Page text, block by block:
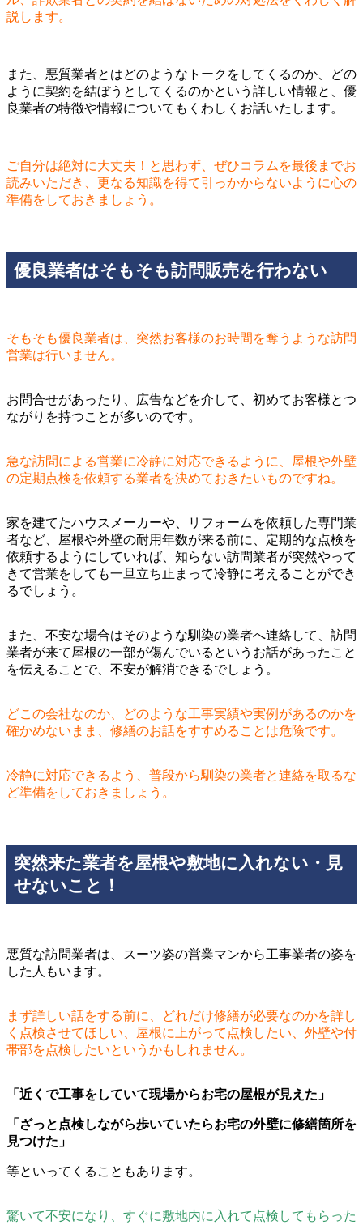
説します。
また、悪質業者とはどのようなトークをしてくるのか、どの
ように契約を結ぼうとしてくるのかという詳しい情報と、優
良業者の特徴や情報についてもくわしくお話いたします。
ご自分は絶対に大丈夫！と思わず、ぜひコラムを最後までお
読みいただき、更なる知識を得て引っかからないように心の
準備をしておきましょう。
優良業者はそもそも訪問販売を行わない
そもそも優良業者は、突然お客様のお時間を奪うような訪問
営業は行いません。
お問合せがあったり、広告などを介して、初めてお客様とつ
ながりを持つことが多いのです。
急な訪問による営業に冷静に対応できるように、屋根や外壁
の定期点検を依頼する業者を決めておきたいものですね。
家を建てたハウスメーカーや、リフォームを依頼した専門業
者など、屋根や外壁の耐用年数が来る前に、定期的な点検を
依頼するようにしていれば、知らない訪問業者が突然やって
きて営業をしても一旦立ち止まって冷静に考えることができ
るでしょう。
また、不安な場合はそのような馴染の業者へ連絡して、訪問
業者が来て屋根の一部が傷んでいるというお話があったこと
を伝えることで、不安が解消できるでしょう。
どこの会社なのか、どのような工事実績や実例があるのかを
確かめないまま、修繕のお話をすすめることは危険です。
冷静に対応できるよう、普段から馴染の業者と連絡を取るな
ど準備をしておきましょう。
突然来た業者を屋根や敷地に入れない・見
せないこと！
悪質な訪問業者は、スーツ姿の営業マンから工事業者の姿を
した人もいます。
まず詳しい話をする前に、どれだけ修繕が必要なのかを詳し
く点検させてほしい、屋根に上がって点検したい、外壁や付
帯部を点検したいというかもしれません。
「近くで工事をしていて現場からお宅の屋根が見えた」
「ざっと点検しながら歩いていたらお宅の外壁に修繕箇所を
見つけた」
等といってくることもあります。
驚いて不安になり、すぐに敷地内に入れて点検してもらった